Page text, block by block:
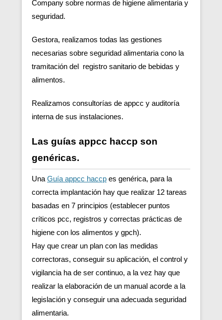
Company sobre normas de higiene alimentaria y
seguridad.
Gestora, realizamos todas las gestiones
necesarias sobre seguridad alimentaria cono la
tramitación del registro sanitario de bebidas y
alimentos.
Realizamos consultorías de appcc y auditoría
interna de sus instalaciones.
Las guías appcc haccp son
genéricas.
Una Guía appcc haccp es genérica, para la
correcta implantación hay que realizar 12 tareas
basadas en 7 principios (establecer puntos
críticos pcc, registros y correctas prácticas de
higiene con los alimentos y gpch).
Hay que crear un plan con las medidas
correctoras, conseguir su aplicación, el control y
vigilancia ha de ser continuo, a la vez hay que
realizar la elaboración de un manual acorde a la
legislación y conseguir una adecuada seguridad
alimentaria.